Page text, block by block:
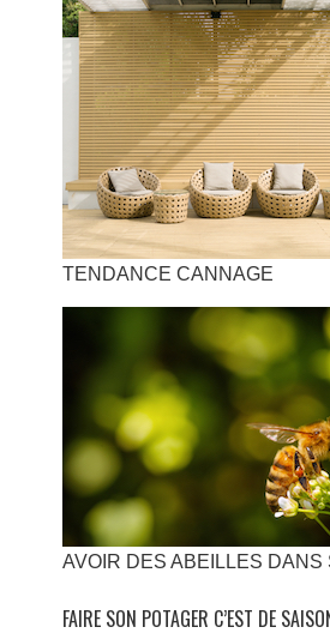
TENDANCE CANNAGE
AVOIR DES ABEILLES DANS
FAIRE SON POTAGER C’EST DE